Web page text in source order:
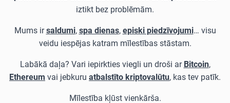
iztikt bez problēmām.
Mums irsaldumi, spa dienas, episki piedzīvojumi… visu
veidu iespējas katram mīlestības stāstam.
Labākā daļa? Vari iepirkties viegli un droši ar Bitcoin,
Ethereum vai jebkuru atbalstīto kriptovalūtu, kas tev patīk.
Mīlestība kļūst vienkārša.